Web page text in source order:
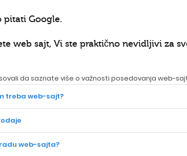
pitati Google.
web sajt, Vi ste praktično nevidljivi za
da saznate više o važnosti posedovanja web-
treba web-sajt?
web-sajta?